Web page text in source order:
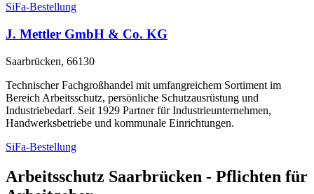
SiFa-Bestellung
J. Mettler GmbH & Co. KG
Saarbrücken, 66130
Technischer Fachgroßhandel mit umfangreichem Sortiment im
Bereich Arbeitsschutz, persönliche Schutzausrüstung und
Industriebedarf. Seit 1929 Partner für Industrieunternehmen,
Handwerksbetriebe und kommunale Einrichtungen.
SiFa-Bestellung
Arbeitsschutz Saarbrücken - Pflichten für